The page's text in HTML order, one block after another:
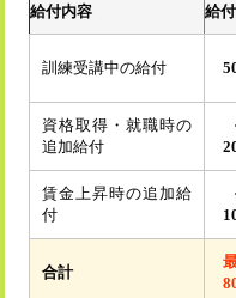
給付内容 給
訓練受講中の給付
資格取得・就職時の
追加給付
賃金上昇時の追加給
付
合計